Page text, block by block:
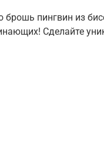
брошь пингвин из
Сделайте